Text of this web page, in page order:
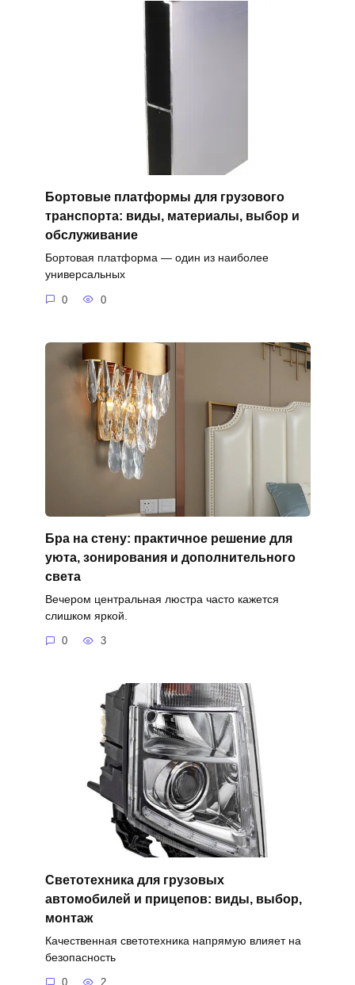
Бортовые платформы для грузового
транспорта: виды, материалы, выбор и
обслуживание
Бортовая платформа — один из наиболее
универсальных
0 0
Бра на стену: практичное решение для
уюта, зонирования и дополнительного
света
Вечером центральная люстра часто кажется
слишком яркой.
0 3
Светотехника для грузовых
автомобилей и прицепов: виды, выбор,
монтаж
Качественная светотехника напрямую влияет на
безопасность
0 2